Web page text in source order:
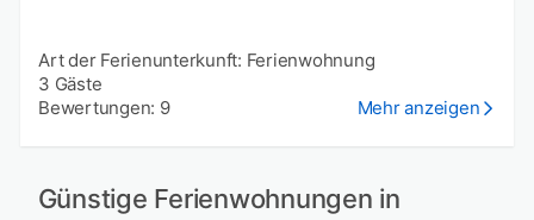
Art der Ferienunterkunft: Ferienwohnung
3 Gäste
Bewertungen: 9
Mehr anzeigen
Günstige Ferienwohnungen in